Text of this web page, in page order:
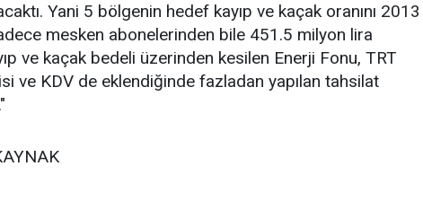
Yani 5 bölgenin hedef kayıp ve kaçak oranını 2013
mesken abonelerinden bile 451.5 milyon lira
ve kaçak bedeli üzerinden kesilen Enerji Fonu, TRT
ve KDV de eklendiğinde fazladan yapılan tahsilat